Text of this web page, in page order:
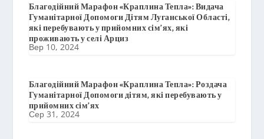
Благодійний Марафон «Краплина Тепла»: Видача
Гуманітарної Допомоги Дітям Луганської Області,
які перебувають у прийомних сім’ях, які
проживають у селі Арциз
Вер 10, 2024
Благодійний Марафон «Краплина Тепла»: Роздача
Гуманітарної Допомоги дітям, які перебувають у
прийомних сім’ях
Сер 31, 2024